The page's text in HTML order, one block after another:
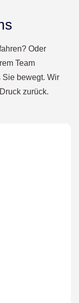
Oder
Team
bewegt. Wir
zurück.